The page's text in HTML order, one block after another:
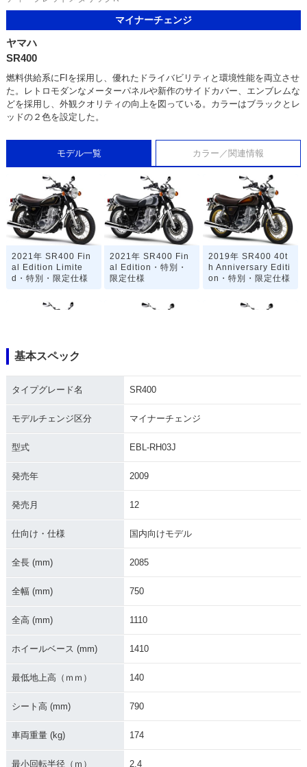
マイナーチェンジ
ヤマハ
SR400
燃料供給系にFIを採用し、優れたドライバビリティと環境性能を両立させ
た。レトロモダンなメーターパネルや新作のサイドカバー、エンブレムな
どを採用し、外観クオリティの向上を図っている。カラーはブラックとレ
ッドの２色を設定した。
モデル一覧 カラー／関連情報
2021年 SR400 Fin
al Edition Limite
d・特別・限定仕様
2021年 SR400 Fin
al Edition・特別・
限定仕様
2019年 SR400 40t
h Anniversary Editi
on・特別・限定仕様
イナーチェンジ
ラーチェンジ
h Anniversary・特
ラーチェンジ
2012年 SR400・カ
2010年 SR400・マ
2008年 SR400・カ
2007年 SR400・カ
基本スペック
タイプグレード名 SR400
モデルチェンジ区分 マイナーチェンジ
型式 EBL-RH03J
発売年 2009
発売月 12
仕向け・仕様 国内向けモデル
全長 (mm) 2085
全幅 (mm) 750
全高 (mm) 1110
ホイールベース (mm) 1410
最低地上高（ｍｍ） 140
シート高 (mm) 790
車両重量 (kg) 174
最小回転半径（ｍ） 2.4